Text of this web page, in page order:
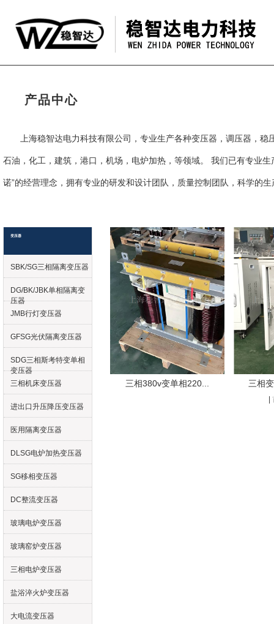
产品中心
上海稳智达电力科技有限公司，专业生产各种变压器，调压器，
石油，化工，建筑，港口，机场，电炉加热，等领域。 我们已有专业
诺”的经营理念，拥有专业的研发和设计团队，质量控制团队，科学的
变压器
SBK/SG三相隔离变压器
DG/BK/JBK单相隔离变
压器
JMB行灯变压器
GFSG光伏隔离变压器
SDG三相斯考特变单相
变压器
三相机床变压器
进出口升压降压变压器
医用隔离变压器
DLSG电炉加热变压器
SG移相变压器
DC整流变压器
玻璃电炉变压器
玻璃窑炉变压器
三相电炉变压器
盐浴淬火炉变压器
大电流变压器
三相380v变单相220... 三相
|